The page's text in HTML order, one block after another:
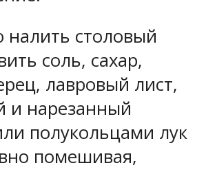
налить столовый
соль, сахар,
лавровый лист,
нарезанный
полукольцами лук
помешивая,